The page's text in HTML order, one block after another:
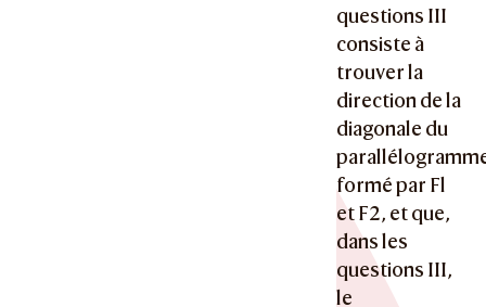
questions III
consiste à
trouver la
direction de la
diagonale du
formé par Fl
et F2, et que,
dans les
questions III,
le